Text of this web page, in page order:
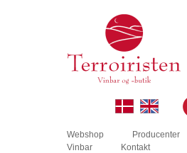
Webshop Producenter
Vinbar
Kontakt